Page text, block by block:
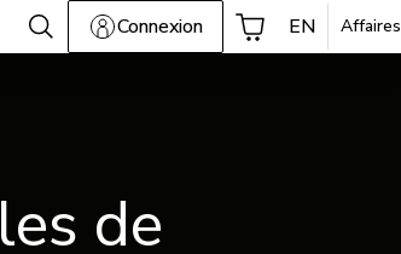
Connexion EN Affaires
de